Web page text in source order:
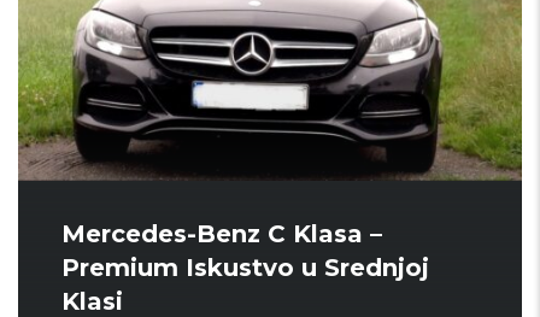
Mercedes-Benz C Klasa –
Premium Iskustvo u Srednjoj
Klasi